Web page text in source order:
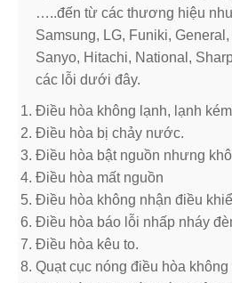
…..đến từ các thương hiệu
Samsung, LG, Funiki,
Sanyo, Hitachi, National,
các lỗi dưới đây.
Điều hòa không lạnh, lạnh
Điều hòa bị chảy nước.
Điều hòa bật nguồn nhưng
Điều hòa mất nguồn
Điều hòa không nhận điều
Điều hòa báo lỗi nhấp nháy
Điều hòa kêu to.
Quạt cục nóng điều hòa không